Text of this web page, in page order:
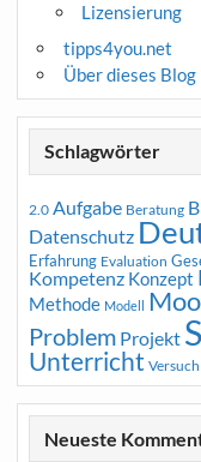
Lizensierung
tipps4you.net
Über dieses Blog
Schlagwörter
2.0 Aufgabe Beratung
Datenschutz
Erfahrung Evaluation
Kompetenz Konzept
Methode Modell
Problem Projekt
Unterricht Versuch
Neueste